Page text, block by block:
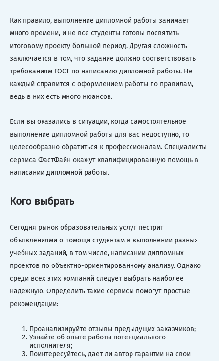
Как правило, выполнение дипломной работы занимает
много времени, и не все студенты готовы посвятить
итоговому проекту большой период. Другая сложность
заключается в том, что задание должно соответствовать
требованиям ГОСТ по написанию дипломной работы. Не
каждый справится с оформлением работы по правилам,
ведь в них есть много нюансов.
Если вы оказались в ситуации, когда самостоятельное
выполнение дипломной работы для вас недоступно, то
целесообразно обратиться к профессионалам. Специалисты
сервиса ФастФайн окажут квалифицированную помощь в
написании дипломной работы.
Кого выбрать
Сегодня рынок образовательных услуг пестрит
объявлениями о помощи студентам в выполнении разных
учебных заданий, в том числе, написании дипломных
проектов по объектно-ориентированному анализу. Однако
среди всех этих компаний следует выбрать наиболее
надежную. Определить такие сервисы помогут простые
рекомендации:
Проанализируйте отзывы предыдущих заказчиков;
Узнайте об опыте работы потенциального
исполнителя;
Поинтересуйтесь, дает ли автор гарантии на свои